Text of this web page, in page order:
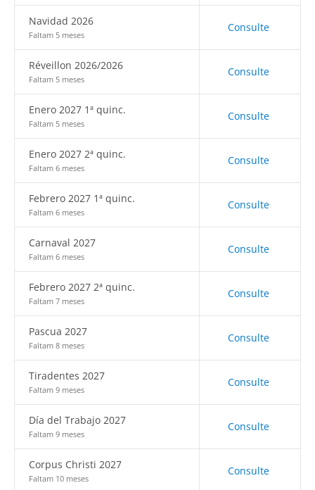
Navidad 2026
Faltam 5 meses
Consulte
Réveillon 2026/2026
Faltam 5 meses
Consulte
Enero 2027 1ª quinc.
Faltam 5 meses
Consulte
Enero 2027 2ª quinc.
Faltam 6 meses
Consulte
Febrero 2027 1ª quinc.
Faltam 6 meses
Consulte
Carnaval 2027
Faltam 6 meses
Consulte
Febrero 2027 2ª quinc.
Faltam 7 meses
Consulte
Pascua 2027
Faltam 8 meses
Consulte
Tiradentes 2027
Faltam 9 meses
Consulte
Día del Trabajo 2027
Faltam 9 meses
Consulte
Corpus Christi 2027
Faltam 10 meses
Consulte